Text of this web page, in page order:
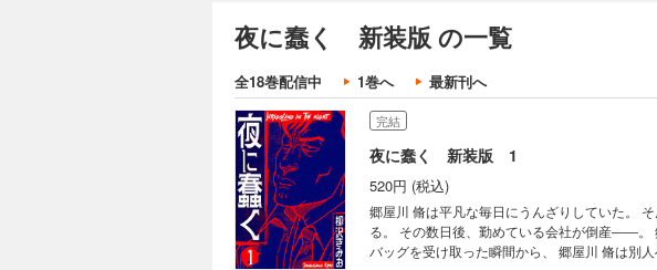
夜に蠢く 新装版 の一覧
全18巻配信中 1巻へ 最新刊へ
完結
夜に蠢く 新装版 1
520円 (税込)
郷屋川 脩は平凡な毎日にうんざりしていた。
る。 その数日後、勤めている会社が倒産――。
バッグを受け取った瞬間から、 郷屋川 脩は別人へと生まれ変わった。 二代